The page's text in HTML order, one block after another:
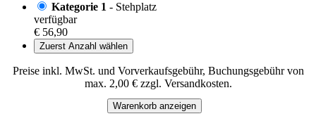
Kategorie 1 - Stehplatz
verfügbar
€ 56,90
Zuerst Anzahl wählen
Preise inkl. MwSt. und Vorverkaufsgebühr, Buchungsgebühr von
max. 2,00 € zzgl. Versandkosten.
Warenkorb anzeigen